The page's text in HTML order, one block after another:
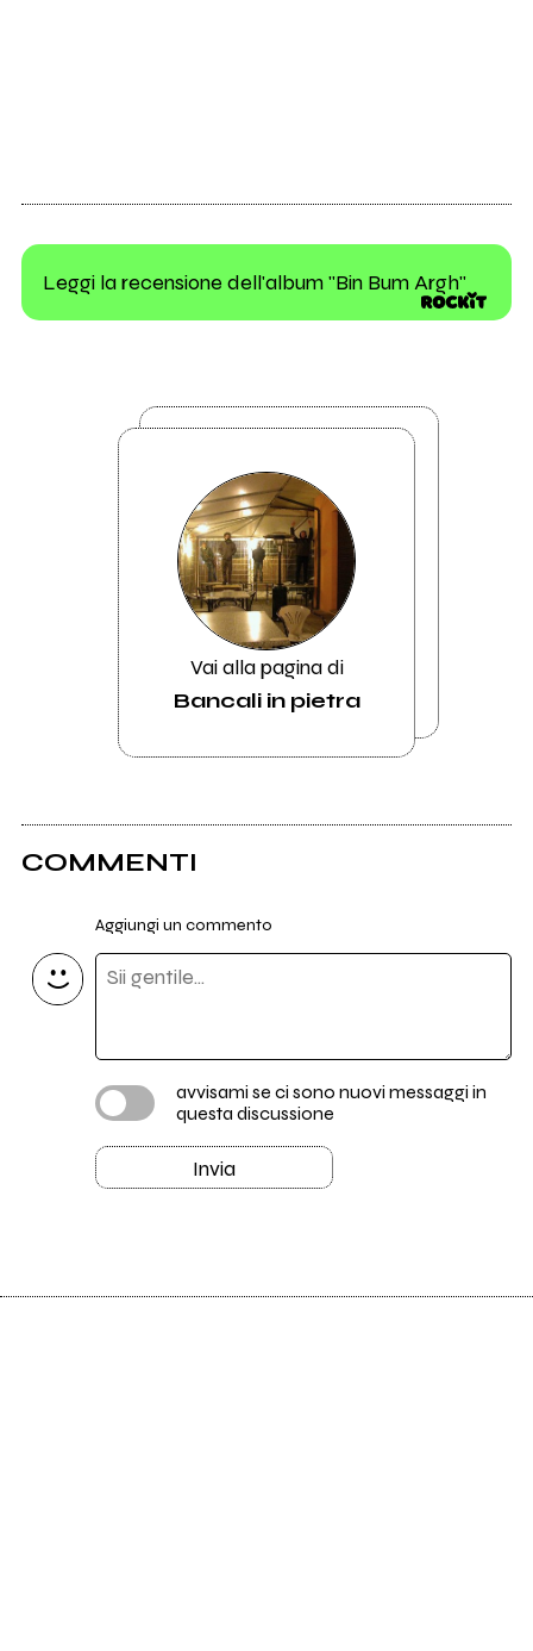
Leggi la recensione dell'album "Bin Bum Argh"
Vai alla pagina di
Bancali in pietra
COMMENTI
Aggiungi un commento
avvisami se ci sono nuovi messaggi in
questa discussione
Invia